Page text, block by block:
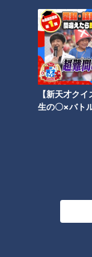
【新天才ク
生の〇×バト
・もやし(みじん